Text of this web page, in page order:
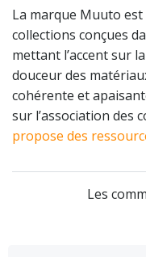
La marque Muuto
collections conçues
mettant l’accent sur
douceur des
cohérente et
sur l’association des
propose des
Les